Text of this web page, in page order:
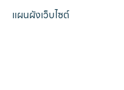
แผนผังเว็บไซต์